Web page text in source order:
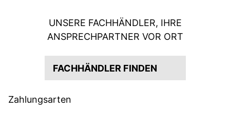
UNSERE FACHHÄNDLER, IHRE
ANSPRECHPARTNER VOR ORT
FACHHÄNDLER FINDEN
Zahlungsarten